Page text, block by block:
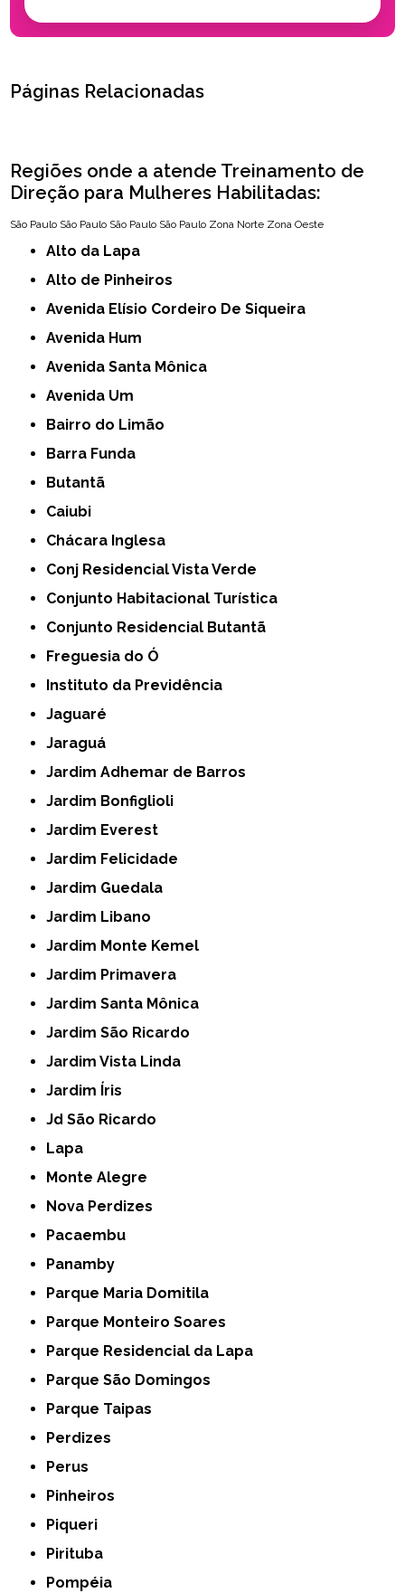
Páginas Relacionadas
Regiões onde a atende Treinamento de
Direção para Mulheres Habilitadas:
São Paulo São Paulo São Paulo São Paulo Zona Norte Zona Oeste
Alto da Lapa
Alto de Pinheiros
Avenida Elísio Cordeiro De Siqueira
Avenida Hum
Avenida Santa Mônica
Avenida Um
Bairro do Limão
Barra Funda
Butantã
Caiubi
Chácara Inglesa
Conj Residencial Vista Verde
Conjunto Habitacional Turística
Conjunto Residencial Butantã
Freguesia do Ó
Instituto da Previdência
Jaguaré
Jaraguá
Jardim Adhemar de Barros
Jardim Bonfiglioli
Jardim Everest
Jardim Felicidade
Jardim Guedala
Jardim Libano
Jardim Monte Kemel
Jardim Primavera
Jardim Santa Mônica
Jardim São Ricardo
Jardim Vista Linda
Jardim Íris
Jd São Ricardo
Lapa
Monte Alegre
Nova Perdizes
Pacaembu
Panamby
Parque Maria Domitila
Parque Monteiro Soares
Parque Residencial da Lapa
Parque São Domingos
Parque Taipas
Perdizes
Perus
Pinheiros
Piqueri
Pirituba
Pompéia